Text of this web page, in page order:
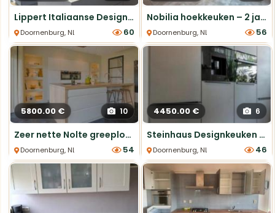
Lippert Italiaanse Designkeuken met Kookeiland
Doornenburg, NL, Eiland Keukens
60
Nobilia hoekkeuken – 2 jaar oud, Antraciet grijs
Doornenburg, NL, Hoek Keukens56
5800.00 € 10
Zeer nette Nolte greeploze keuken in hoogglans
Doornenburg, NL, Eiland Keukens
54
4450.00 € 6
Steinhaus Designkeuken – Topmerk apparatuur
Doornenburg, NL, Parallel Keukens
46